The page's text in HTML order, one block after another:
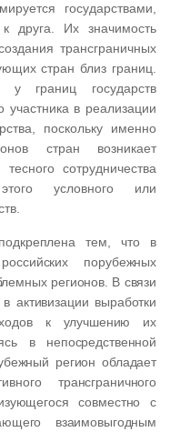
государствами,
к друга. Их значимость
трансграничных
стран близ границ.
у границ государств
участника в реализации
поскольку именно
стран возникает
сотрудничества
условного или
тем, что в
порубежных
регионов. В связи
активизации выработки
к улучшению их
в непосредственной
регион обладает
трансграничного
совместно с
взаимовыгодным